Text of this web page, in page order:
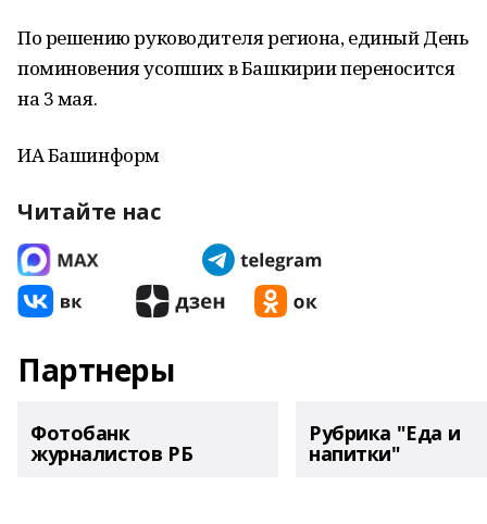
По решению руководителя региона, единый День
поминовения усопших в Башкирии переносится
на 3 мая.
ИА Башинформ
Читайте нас
Партнеры
Фотобанк
журналистов РБ
Рубрика "Еда и
напитки"